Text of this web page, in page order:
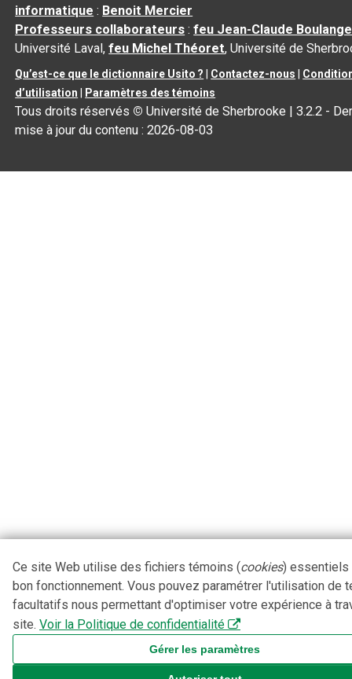
informatique : Benoit Mercier
Professeurs collaborateurs :feu Jean-Claude
Université Laval,feu Michel Théoret, Université de
Qu’est-ce que le dictionnaire Usito ? Contactez-nous
d’utilisation
Paramètres des témoins
Tous droits réservés © Université de Sherbrooke |3.2.2 -
mise à jour du contenu :2026-08-03
Ce site Web utilise des fichiers témoins (cookies) essentiels
bon fonctionnement. Vous pouvez paramétrer l'utilisation de
facultatifs nous permettant d'optimiser votre expérience à
site. Voir la Politique de confidentialité
Gérer les paramètres